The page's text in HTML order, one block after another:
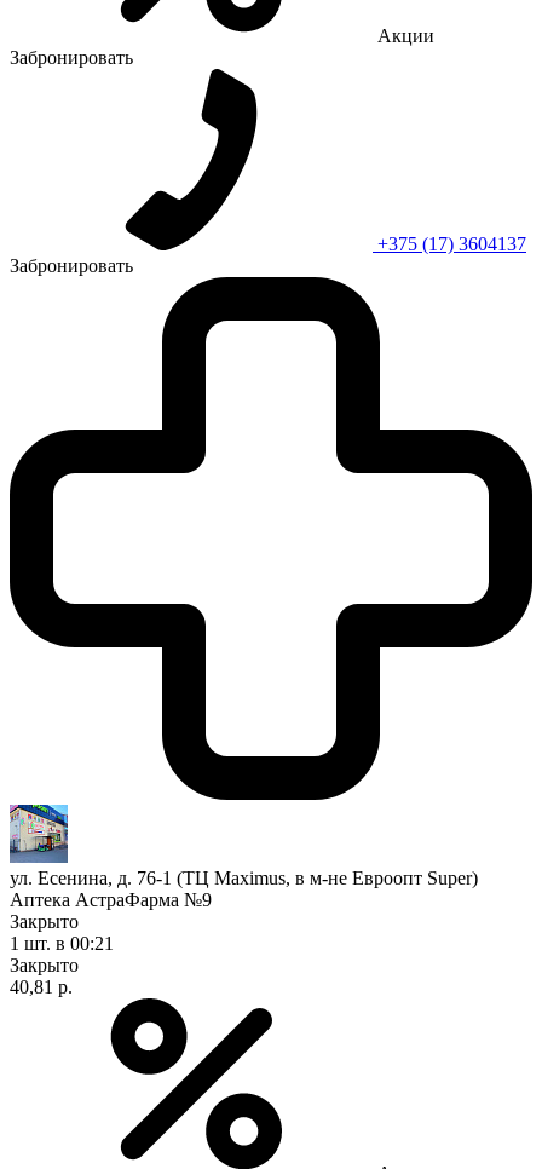
Акции
Забронировать
+375 (17) 3604137
Забронировать
ул. Есенина, д. 76-1 (ТЦ Maximus, в м-не Евроопт Super)
Аптека АстраФарма №9
Закрыто
1 шт. в 00:21
Закрыто
40,81 р.